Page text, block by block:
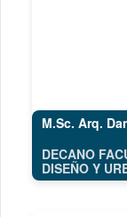
M.Sc. Arq.
DECANO
DISEÑO Y